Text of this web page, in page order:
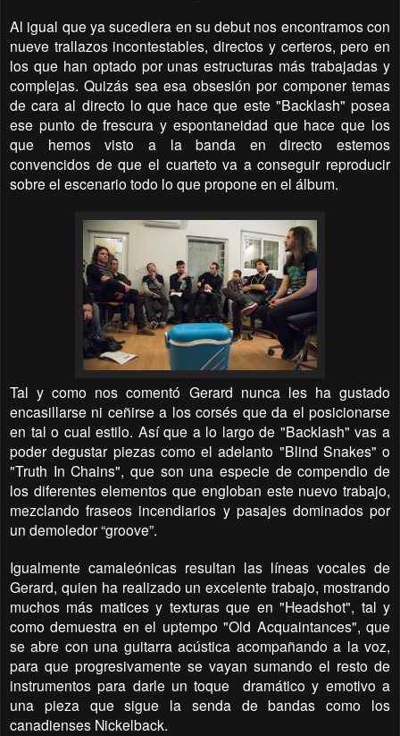
Al igual que ya sucediera en su debut nos encontramos con
nueve trallazos incontestables, directos y certeros, pero en
los que han optado por unas estructuras más trabajadas y
complejas. Quizás sea esa obsesión por componer temas
de cara al directo lo que hace que este "Backlash" posea
ese punto de frescura y espontaneidad que hace que los
que hemos visto a la banda en directo estemos
convencidos de que el cuarteto va a conseguir reproducir
sobre el escenario todo lo que propone en el álbum.
Tal y como nos comentó Gerard nunca les ha gustado
encasillarse ni ceñirse a los corsés que da el posicionarse
en tal o cual estilo. Así que a lo largo de "Backlash" vas a
poder degustar piezas como el adelanto "Blind Snakes" o
"Truth In Chains", que son una especie de compendio de
los diferentes elementos que engloban este nuevo trabajo,
mezclando fraseos incendiarios y pasajes dominados por
un demoledor “groove”.
Igualmente camaleónicas resultan las líneas vocales de
Gerard, quien ha realizado un excelente trabajo, mostrando
muchos más matices y texturas que en "Headshot", tal y
como demuestra en el uptempo "Old Acquaintances", que
se abre con una guitarra acústica acompañando a la voz,
para que progresivamente se vayan sumando el resto de
instrumentos para darle un toque
dramático y emotivo a
una pieza que sigue la senda de bandas como los
canadienses Nickelback.